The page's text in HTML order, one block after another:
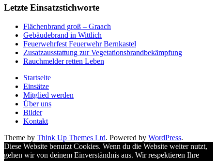
Letzte Einsatzstichworte
Flächenbrand groß – Graach
Gebäudebrand in Wittlich
Feuerwehrfest Feuerwehr Bernkastel
Zusatzausstattung zur Vegetationsbrandbekämpfung
Rauchmelder retten Leben
Startseite
Einsätze
Mitglied werden
Über uns
Bilder
Kontakt
Theme by Think Up Themes Ltd. Powered by WordPress.
Diese Website benutzt Cookies. Wenn du die Website weiter nutzt,
gehen wir von deinem Einverständnis aus. Wir respektieren Ihre